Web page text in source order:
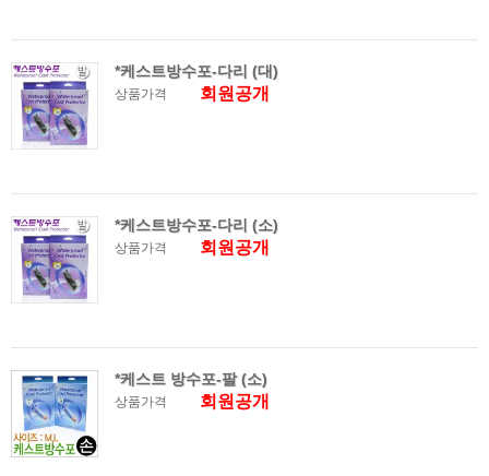
*케스트방수포-다리 (대)
상품가격 회원공개
*케스트방수포-다리 (소)
상품가격 회원공개
*케스트 방수포-팔 (소)
상품가격 회원공개